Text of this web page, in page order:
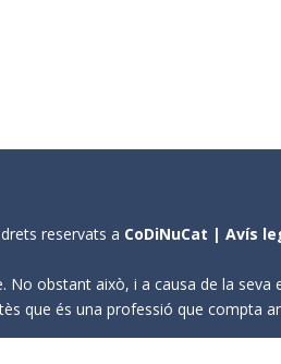
reservats a CoDiNuCat |Avís
obstant això, i a causa de la
que és una professió que compta